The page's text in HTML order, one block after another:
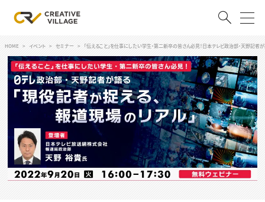
ログイン 会員登録
クリエイター求人を探す
CREATIVE JOB求人検索
特集求人
採用説明会
HOME イベント セミナー 「伝えること」を仕事にしたい学生・第二新卒の皆さん必見！日本テレビ政治部・天野記者